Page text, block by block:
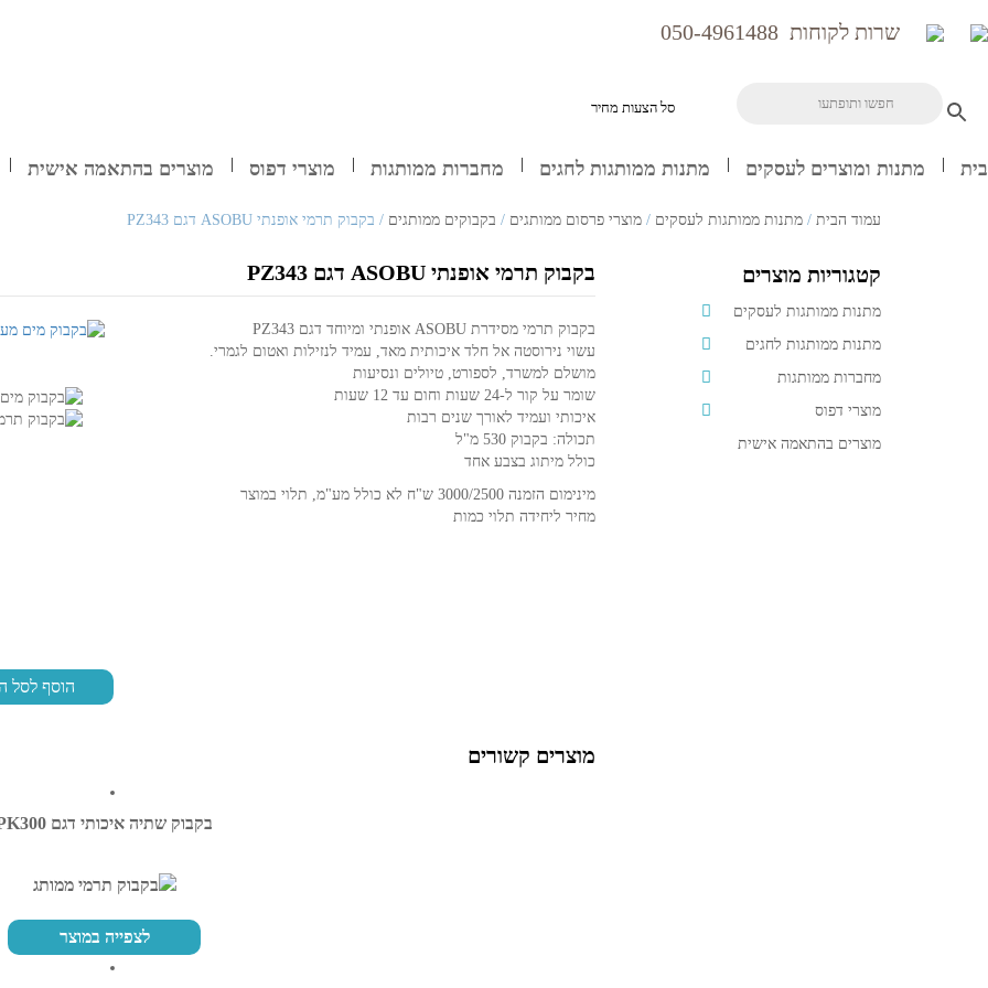
שרות לקוחות
סל הצעות מחיר
בית מתנות ומוצרים לעסקים מתנות ממותגות לחגים מחברות ממותגות מוצרי דפוס מוצרים בהתאמה אישית
עמוד הבית / מתנות ממותגות לעסקים / מוצרי פרסום ממותגים / בקבוקים ממותגים / בקבוק תרמי אופנתי ASOBU דגם PZ343
קטגוריות מוצרים
מתנות ממותגות לעסקים
מתנות ממותגות לחגים
מחברות ממותגות
מוצרי דפוס
מוצרים בהתאמה אישית
בקבוק תרמי אופנתי ASOBU דגם PZ343
בקבוק תרמי מסידרת ASOBU אופנתי ומיוחד דגם PZ343
עשוי נירוסטה אל חלד איכותית מאד, עמיד לנזילות ואטום לגמרי.
מושלם למשרד, לספורט, טיולים ונסיעות
שומר על קור ל-24 שעות וחום עד 12 שעות
איכותי ועמיד לאורך שנים רבות
תכולה: בקבוק 530 מ"ל
כולל מיתוג בצבע אחד
מינימום הזמנה 3000/2500 ש"ח לא כולל מע"מ, תלוי במוצר
מחיר ליחידה תלוי כמות
הוסף לסל
מוצרים קשורים
בקבוק שתיה איכותי דגם PK300
לצפייה במוצר